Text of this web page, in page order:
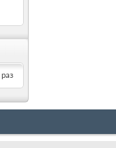
раз